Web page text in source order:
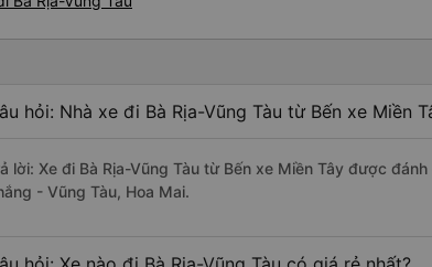
hỏi: Nhà xe đi Bà Rịa-Vũng Tàu từ Bến xe Miền
lời: Xe đi Bà Rịa-Vũng Tàu từ Bến xe Miền Tây được
- Vũng Tàu, Hoa Mai.